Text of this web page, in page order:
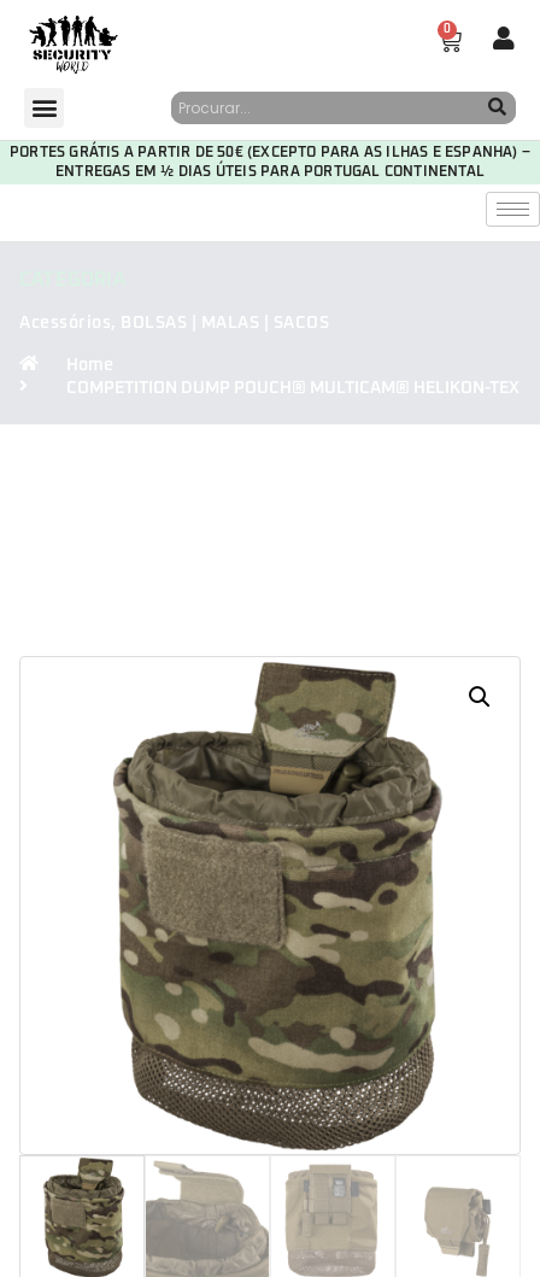
0
PORTES GRÁTIS A PARTIR DE 50€ (EXCEPTO PARA AS ILHAS E ESPANHA) –
ENTREGAS EM ½ DIAS ÚTEIS PARA PORTUGAL CONTINENTAL
Acessórios, BOLSAS | MALAS | SACOS
Home
COMPETITION DUMP POUCH® MULTICAM® HELIKON-TEX